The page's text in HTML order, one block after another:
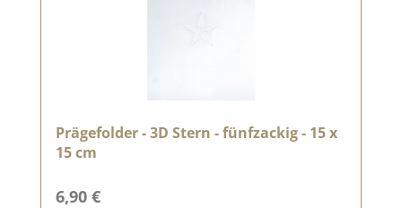
Prägefolder - 3D Stern - fünfzackig - 15 x
15 cm
Regulärer Preis:
6,90 €